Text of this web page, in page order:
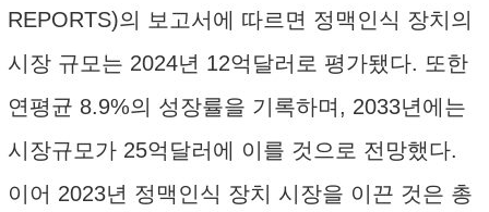
REPORTS)의 보고서에 따르면 정맥인식 장치의
시장 규모는 2024년 12억달러로 평가됐다. 또한
연평균 8.9%의 성장률을 기록하며, 2033년에는
시장규모가 25억달러에 이를 것으로 전망했다.
이어 2023년 정맥인식 장치 시장을 이끈 것은 총